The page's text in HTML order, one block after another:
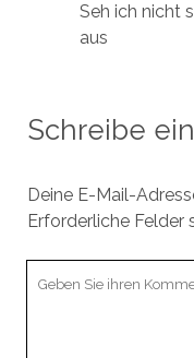
Seh ich nicht
aus
Schreibe
Deine E-Mail-
Erforderliche Felder